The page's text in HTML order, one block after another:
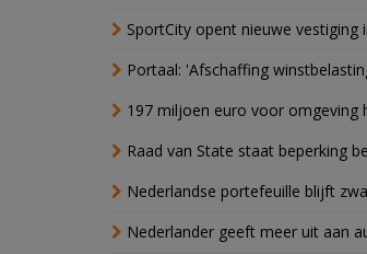
SportCity opent nieuwe vestiging
Portaal: 'Afschaffing
197 miljoen euro voor omgeving
Raad van State staat beperking
Nederlandse portefeuille blijft
Nederlander geeft meer uit aan